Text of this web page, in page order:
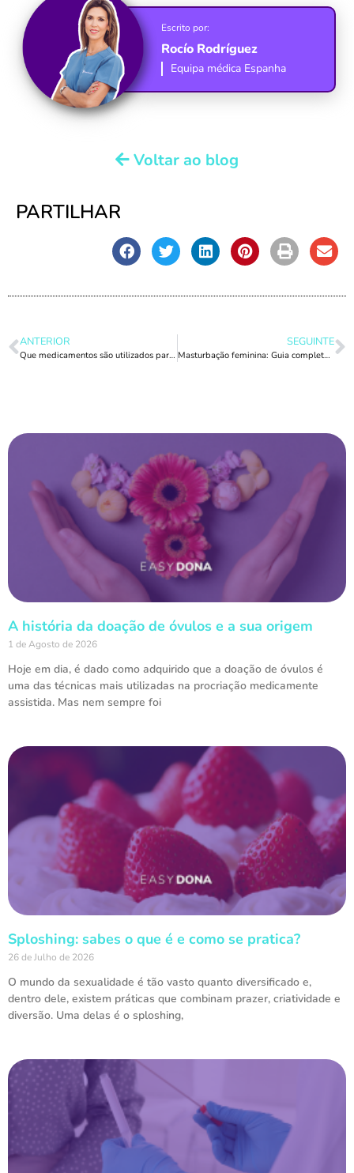
Escrito por:
Rocío Rodríguez
Equipa médica Espanha
Voltar ao blog
PARTILHAR
ANTERIOR
Que medicamentos são utilizados para a estimulação ovárica na doação de óvulos?
SEGUINTE
Masturbação feminina: Guia completo para descobrires e desfrutares do teu corpo
A história da doação de óvulos e a sua origem
1 de Agosto de 2026
Hoje em dia, é dado como adquirido que a doação de óvulos é
uma das técnicas mais utilizadas na procriação medicamente
assistida. Mas nem sempre foi
Sploshing: sabes o que é e como se pratica?
26 de Julho de 2026
O mundo da sexualidade é tão vasto quanto diversificado e,
dentro dele, existem práticas que combinam prazer, criatividade e
diversão. Uma delas é o sploshing,